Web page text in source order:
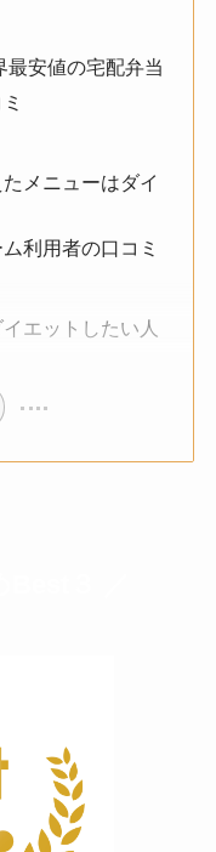
最安値の宅配弁当
メニューはダイ
利用者の口コミ
エットしたい人